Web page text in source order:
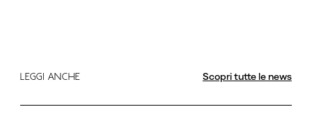
LEGGI ANCHE Scopri tutte le news